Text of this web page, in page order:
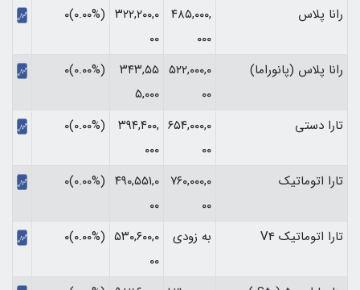
رانا پلاس
۴۸۵,۰۰۰,
۰۰۰
۳۲۲,۲۰۰,۰
۰۰
(۰.۰۰%)۰
رانا پلاس (پانوراما)
۵۲۲,۰۰۰,۰
۰۰
۳۴۳,۵۵
۵,۰۰۰
(۰.۰۰%)۰
تارا دستی
۶۵۴,۰۰۰,۰
۰۰
۳۹۴,۴۰۰,
۰۰۰
(۰.۰۰%)۰
تارا اتوماتیک
۷۶۰,۰۰۰,۰
۰۰
۴۹۰,۵۵۱,۰
۰۰
(۰.۰۰%)۰
تارا اتوماتیک V4 به زودی
۵۳۰,۶۰۰,۰
۰۰
(۰.۰۰%)۰